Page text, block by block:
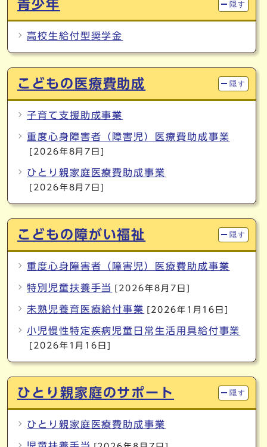
青少年 隠す
高校生給付型奨学金
こどもの医療費助成 隠す
子育て支援助成事業
重度心身障害者（障害児）医療費助成事業
[2026年8月7日]
ひとり親家庭医療費助成事業
[2026年8月7日]
こどもの障がい福祉 隠す
重度心身障害者（障害児）医療費助成事業
特別児童扶養手当 [2026年8月7日]
未熟児養育医療給付事業 [2026年1月16日]
小児慢性特定疾病児童日常生活用具給付事業
[2026年1月16日]
ひとり親家庭のサポート 隠す
ひとり親家庭医療費助成事業